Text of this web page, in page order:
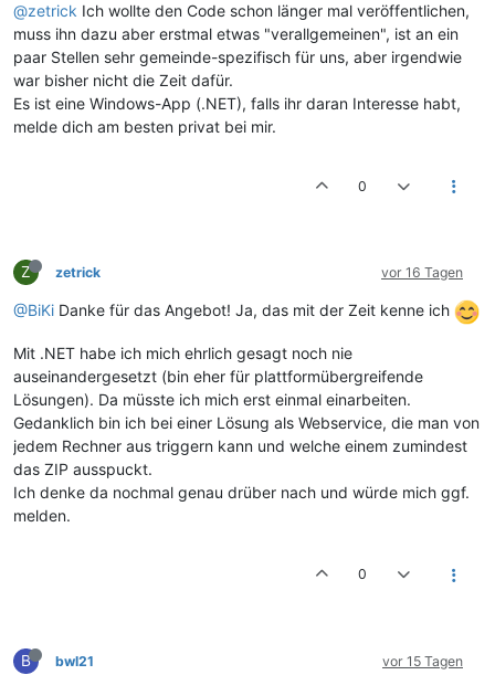
@zetrick Ich wollte den Code schon länger mal veröffentlichen,
muss ihn dazu aber erstmal etwas "verallgemeinen", ist an ein
paar Stellen sehr gemeinde-spezifisch für uns, aber irgendwie
war bisher nicht die Zeit dafür.
Es ist eine Windows-App (.NET), falls ihr daran Interesse habt,
melde dich am besten privat bei mir.
0
Z zetrick vor 16 Tagen
@BiKi Danke für das Angebot! Ja, das mit der Zeit kenne ich
Mit .NET habe ich mich ehrlich gesagt noch nie
auseinandergesetzt (bin eher für plattformübergreifende
Lösungen). Da müsste ich mich erst einmal einarbeiten.
Gedanklich bin ich bei einer Lösung als Webservice, die man von
jedem Rechner aus triggern kann und welche einem zumindest
das ZIP ausspuckt.
Ich denke da nochmal genau drüber nach und würde mich ggf.
melden.
0
B bwl21 vor 15 Tagen